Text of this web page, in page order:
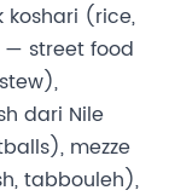
koshari (rice,
street food
dari Nile
mezze
tabbouleh),